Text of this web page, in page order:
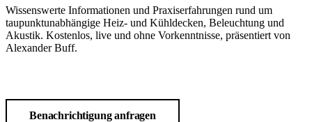
Wissenswerte Informationen und Praxiserfahrungen rund um
taupunktunabhängige Heiz- und Kühldecken, Beleuchtung und
Akustik. Kostenlos, live und ohne Vorkenntnisse, präsentiert von
Alexander Buff.
Benachrichtigung anfragen